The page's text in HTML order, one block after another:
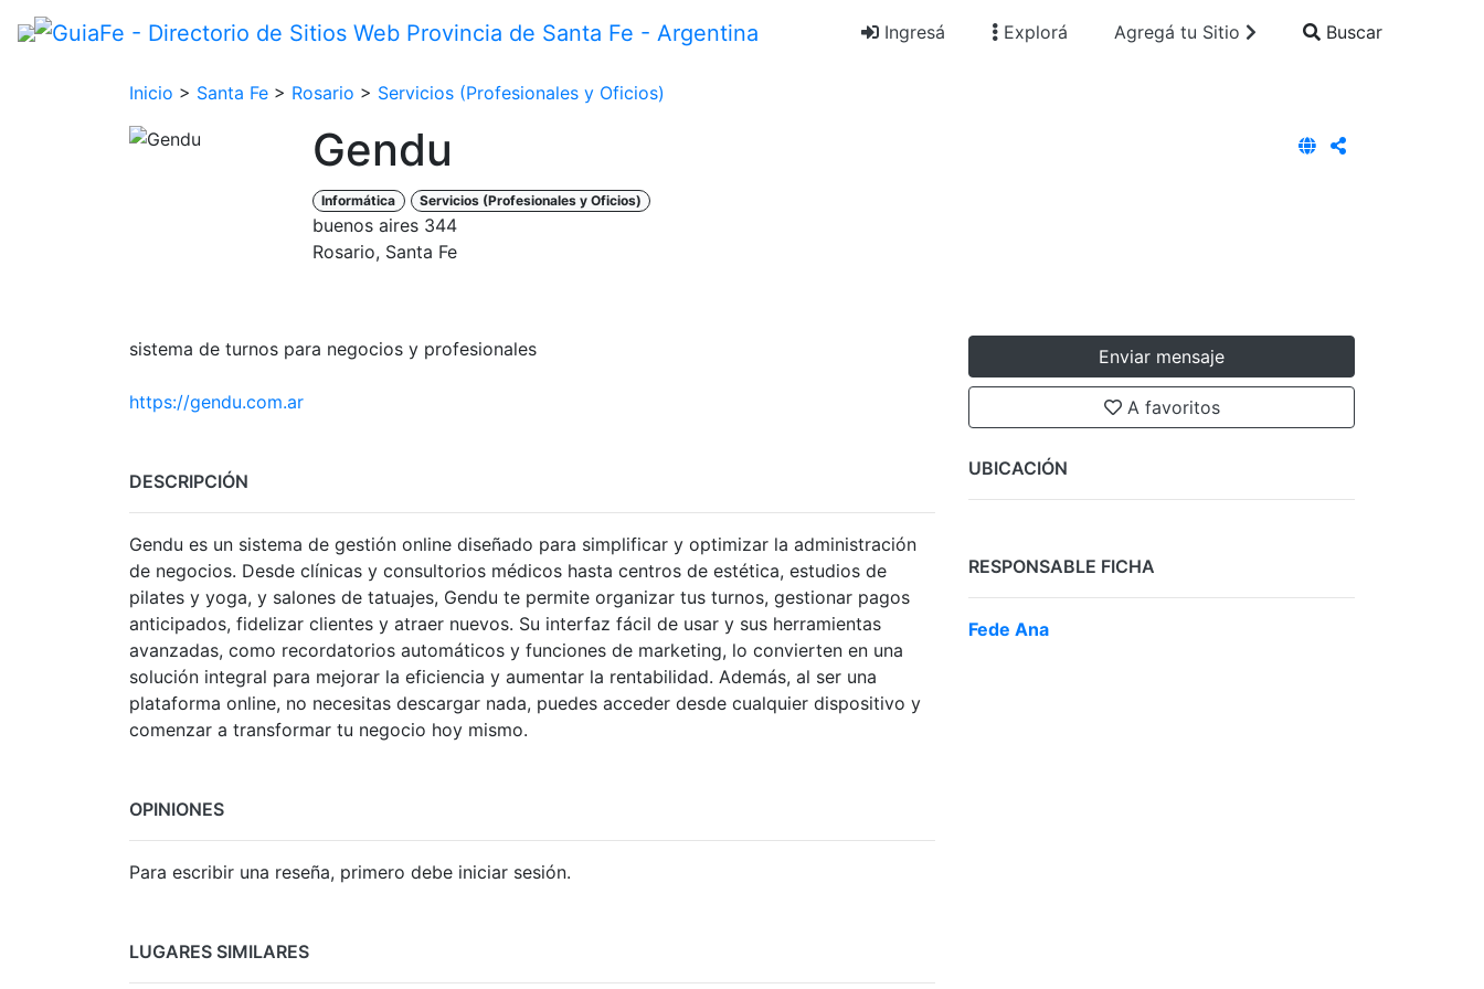
Ingresá Explorá Agregá tu Sitio Buscar
Inicio > Santa Fe > Rosario > Servicios (Profesionales y Oficios)
Gendu
Informática Servicios (Profesionales y Oficios)
buenos aires 344
Rosario, Santa Fe
sistema de turnos para negocios y profesionales
https://gendu.com.ar
DESCRIPCIÓN
Gendu es un sistema de gestión online diseñado para simplificar y optimizar la administración
de negocios. Desde clínicas y consultorios médicos hasta centros de estética, estudios de
pilates y yoga, y salones de tatuajes, Gendu te permite organizar tus turnos, gestionar pagos
anticipados, fidelizar clientes y atraer nuevos. Su interfaz fácil de usar y sus herramientas
avanzadas, como recordatorios automáticos y funciones de marketing, lo convierten en una
solución integral para mejorar la eficiencia y aumentar la rentabilidad. Además, al ser una
plataforma online, no necesitas descargar nada, puedes acceder desde cualquier dispositivo y
comenzar a transformar tu negocio hoy mismo.
OPINIONES
Para escribir una reseña, primero debe iniciar sesión.
LUGARES SIMILARES
Enviar mensaje
A favoritos
UBICACIÓN
RESPONSABLE FICHA
Fede Ana